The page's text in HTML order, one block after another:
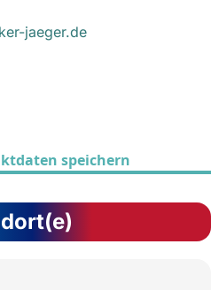
jaeger.de
speichern